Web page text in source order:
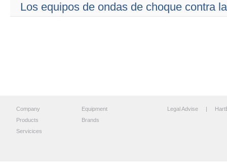
Los equipos de ondas de choque contra
Company
Products
Servicices
Equipment
Brands
Legal Advise |